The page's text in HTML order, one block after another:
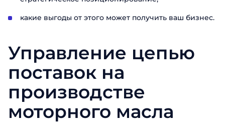
какие выгоды от этого может получить ваш бизнес.
Управление цепью
поставок на
производстве
моторного масла